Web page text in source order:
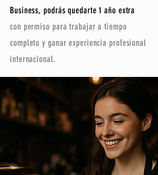
Business, podrás quedarte 1 año extra
con permiso para trabajar a tiempo
completo y ganar experiencia profesional
internacional.